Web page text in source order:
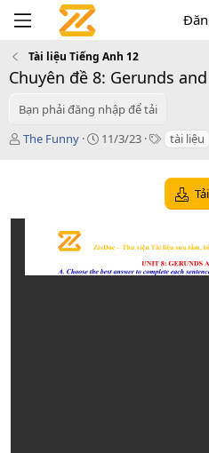
Tài liệu Tiếng Anh 12
Chuyên đề 8: Gerunds
Bạn phải đăng nhập để tải
T
ả
The Funny
C
n
11/3/23
T
s
tài liệu